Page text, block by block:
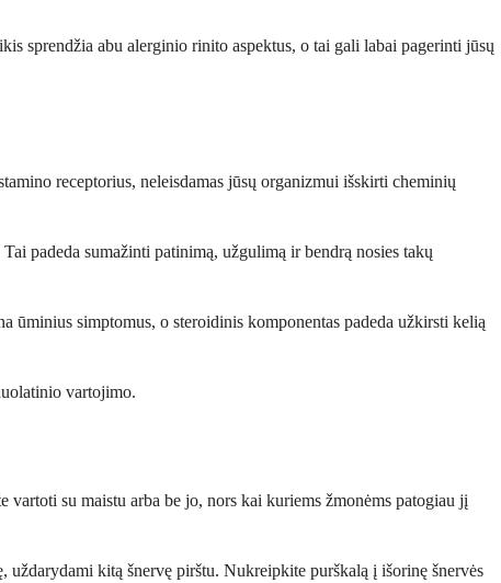
sprendžia abu alerginio rinito aspektus, o tai gali labai pagerinti jūsų
receptorius, neleisdamas jūsų organizmui išskirti cheminių
padeda sumažinti patinimą, užgulimą ir bendrą nosies takų
ūminius simptomus, o steroidinis komponentas padeda užkirsti kelią
vartojimo.
su maistu arba be jo, nors kai kuriems žmonėms patogiau jį
kitą šnervę pirštu. Nukreipkite purškalą į išorinę šnervės